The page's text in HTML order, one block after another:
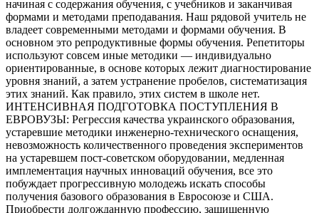
начиная с содержания обучения, с учебников и заканчивая
формами и методами преподавания. Наш рядовой учитель не
владеет современными методами и формами обучения. В
основном это репродуктивные формы обучения. Репетиторы
используют совсем иные методики — индивидуально
ориентированные, в основе которых лежит диагностирование
уровня знаний, а затем устранение пробелов, систематизация
этих знаний. Как правило, этих систем в школе нет.
ИНТЕНСИВНАЯ ПОДГОТОВКА ПОСТУПЛЕНИЯ В
ЕВРОВУЗЫ: Регрессия качества украинского образования,
устаревшие методики инженерно-технического оснащения,
невозможность количественного проведения экспериментов
на устаревшем пост-советском оборудовании, медленная
имплементация научных инноваций обучения, все это
побуждает прогрессивную молодежь искать способы
получения базового образования в Евросоюзе и США.
Приобрести долгожданную профессию, защищенную